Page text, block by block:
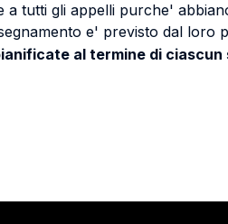
a tutti gli appelli purche'
e' previsto dal loro
al termine di